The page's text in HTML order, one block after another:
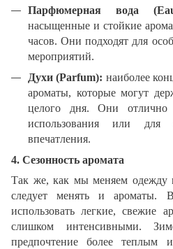
Парфюмерная вода
насыщенные и стойкие
часов. Они подходят для
мероприятий.
Духи (Parfum): наиболее
ароматы, которые могут
целого дня. Они отлично
использования или для
впечатления.
4. Сезонность аромата
Так же, как мы меняем одежду
следует менять и ароматы.
использовать легкие, свежие
слишком интенсивными.
предпочтение более теплым